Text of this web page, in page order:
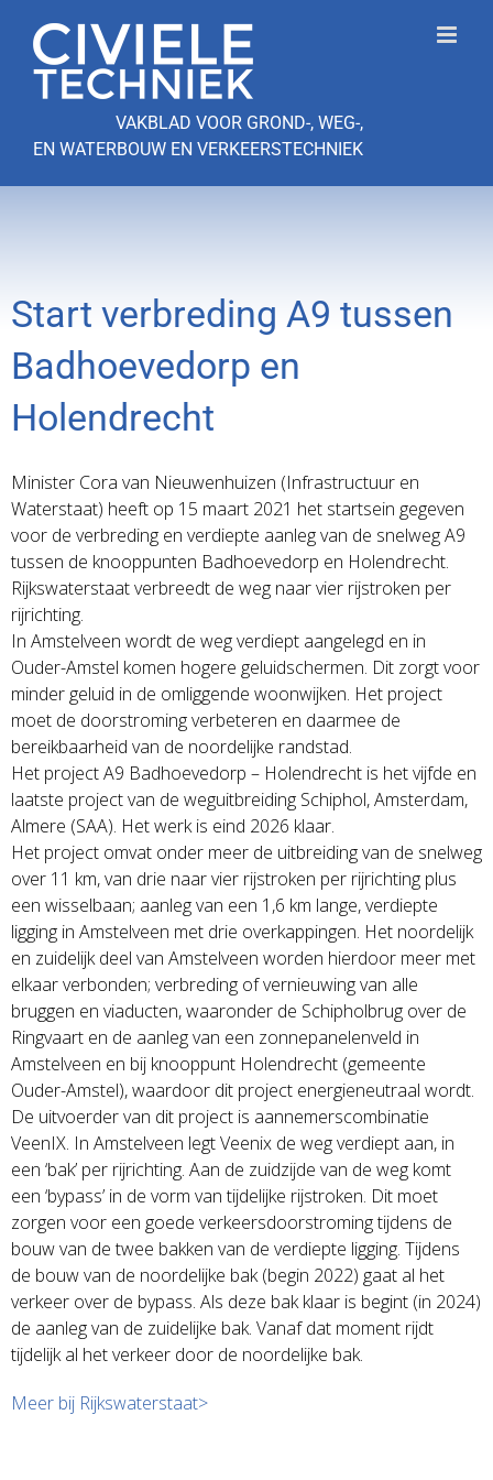
naar
inhoud
VAKBLAD VOOR GROND-, WEG-,
EN WATERBOUW EN VERKEERSTECHNIEK
Start verbreding A9 tussen
Badhoevedorp en
Holendrecht
Minister Cora van Nieuwenhuizen (Infrastructuur en
Waterstaat) heeft op 15 maart 2021 het startsein gegeven
voor de verbreding en verdiepte aanleg van de snelweg A9
tussen de knooppunten Badhoevedorp en Holendrecht.
Rijkswaterstaat verbreedt de weg naar vier rijstroken per
rijrichting.
In Amstelveen wordt de weg verdiept aangelegd en in
Ouder-Amstel komen hogere geluidschermen. Dit zorgt voor
minder geluid in de omliggende woonwijken. Het project
moet de doorstroming verbeteren en daarmee de
bereikbaarheid van de noordelijke randstad.
Het project A9 Badhoevedorp – Holendrecht is het vijfde en
laatste project van de weguitbreiding Schiphol, Amsterdam,
Almere (SAA). Het werk is eind 2026 klaar.
Het project omvat onder meer de uitbreiding van de snelweg
over 11 km, van drie naar vier rijstroken per rijrichting plus
een wisselbaan; aanleg van een 1,6 km lange, verdiepte
ligging in Amstelveen met drie overkappingen. Het noordelijk
en zuidelijk deel van Amstelveen worden hierdoor meer met
elkaar verbonden; verbreding of vernieuwing van alle
bruggen en viaducten, waaronder de Schipholbrug over de
Ringvaart en de aanleg van een zonnepanelenveld in
Amstelveen en bij knooppunt Holendrecht (gemeente
Ouder-Amstel), waardoor dit project energieneutraal wordt.
De uitvoerder van dit project is aannemerscombinatie
VeenIX. In Amstelveen legt Veenix de weg verdiept aan, in
een ‘bak’ per rijrichting. Aan de zuidzijde van de weg komt
een ‘bypass’ in de vorm van tijdelijke rijstroken. Dit moet
zorgen voor een goede verkeersdoorstroming tijdens de
bouw van de twee bakken van de verdiepte ligging. Tijdens
de bouw van de noordelijke bak (begin 2022) gaat al het
verkeer over de bypass. Als deze bak klaar is begint (in 2024)
de aanleg van de zuidelijke bak. Vanaf dat moment rijdt
tijdelijk al het verkeer door de noordelijke bak.
Meer bij Rijkswaterstaat>